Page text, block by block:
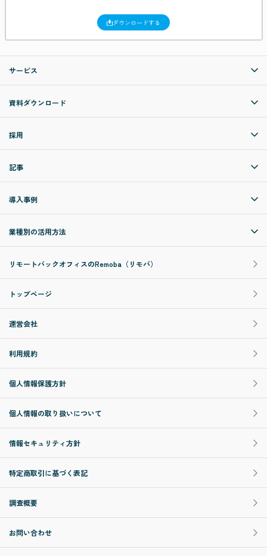
ダウンロードする
サービス
資料ダウンロード
採用
記事
導入事例
業種別の活用方法
リモートバックオフィスのRemoba（リモバ）
トップページ
運営会社
利用規約
個人情報保護方針
個人情報の取り扱いについて
情報セキュリティ方針
特定商取引に基づく表記
調査概要
お問い合わせ